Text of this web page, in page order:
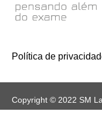
Política de
Copyright © 2022 SM